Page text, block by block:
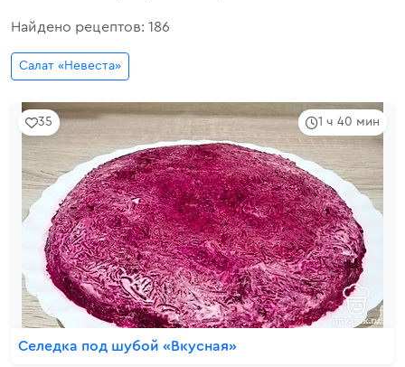
Найдено рецептов: 186
Салат «Невеста»
1 ч 40 мин
35
Селедка под шубой «Вкусная»